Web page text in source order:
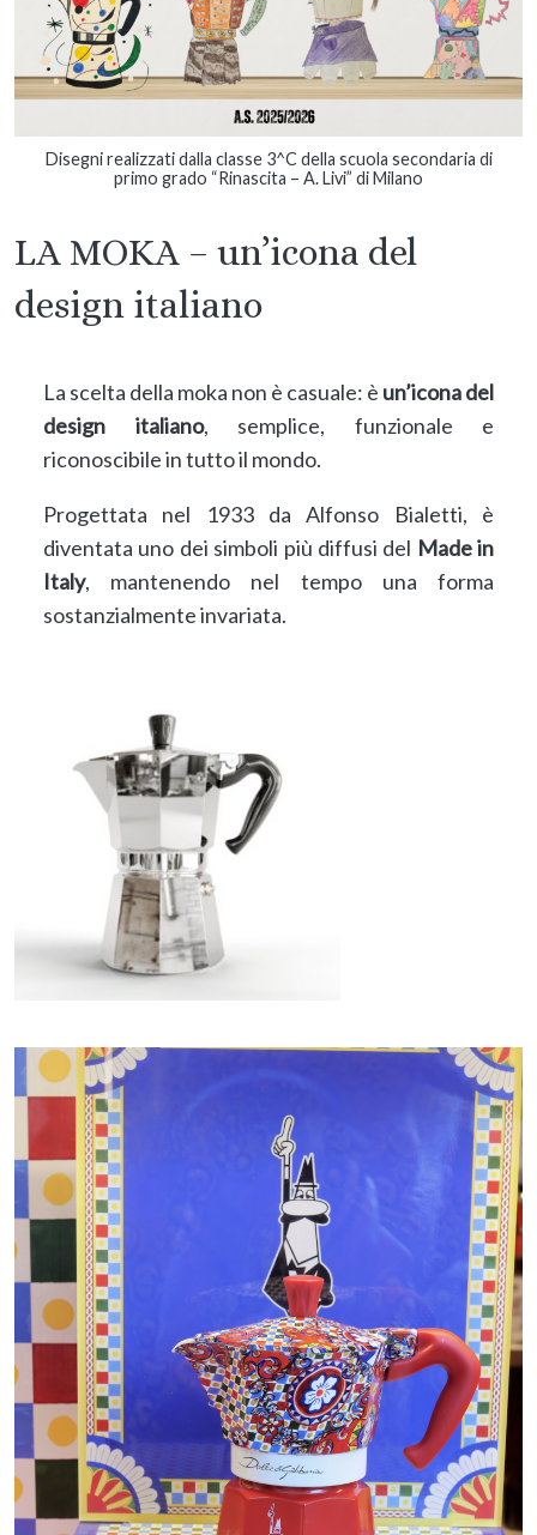
Disegni realizzati dalla classe 3^C della scuola secondaria di
primo grado “Rinascita – A. Livi” di Milano
LA MOKA – un’icona del
design italiano
La scelta della moka non è casuale: è un’icona del
design italiano, semplice, funzionale e
riconoscibile in tutto il mondo.
Progettata nel 1933 da Alfonso Bialetti, è
diventata uno dei simboli più diffusi del Made in
Italy, mantenendo nel tempo una forma
sostanzialmente invariata.